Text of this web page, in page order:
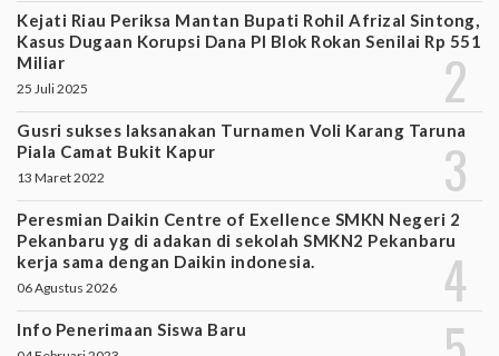
Kejati Riau Periksa Mantan Bupati Rohil Afrizal Sintong,
Kasus Dugaan Korupsi Dana PI Blok Rokan Senilai Rp 551
Miliar
25 Juli 2025
Gusri sukses laksanakan Turnamen Voli Karang Taruna
Piala Camat Bukit Kapur
13 Maret 2022
Peresmian Daikin Centre of Exellence SMKN Negeri 2
Pekanbaru yg di adakan di sekolah SMKN2 Pekanbaru
kerja sama dengan Daikin indonesia.
06 Agustus 2026
Info Penerimaan Siswa Baru